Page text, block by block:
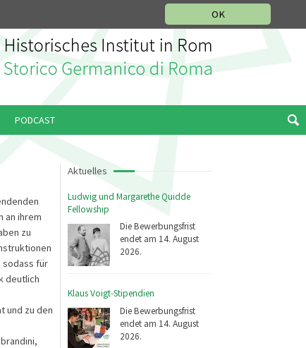
OK
Aktuelles
Ludwig und Margarethe Quidde
Fellowship
Die Bewerbungsfrist
endet am 14. August
2026.
Klaus Voigt-Stipendien
Die Bewerbungsfrist
endet am 14. August
2026.
an ihrem
zu
sodass für
deutlich
und zu den
PODCAST